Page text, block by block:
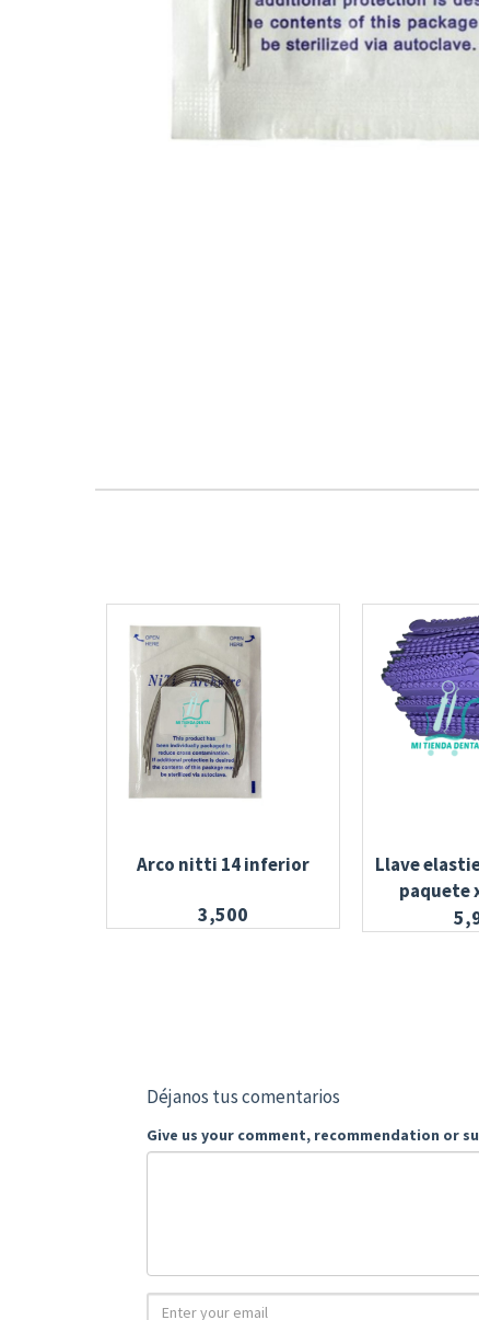
Arco nitti 14 inferior
3,500
Llave
paquete
Déjanos tus comentarios
Give us your comment, recommendation or